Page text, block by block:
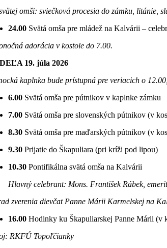
omši: sviečková procesia do zámku, litánie,
24.00 Svätá omša pre mládež na Kalvárii –
adorácia v kostole do 7.00.
19. júla 2026
kaplnka bude prístupná pre veriacich o
6.00 Svätá omša pre pútnikov v kaplnke zámku
7.00 Svätá omša pre slovenských pútnikov (v
8.30 Svätá omša pre maďarských pútnikov (v
9.30 Prijatie do Škapuliara (pri kríži pod lipou)
10.30 Pontifikálna svätá omša na Kalvárii
Hlavný celebrant: Mons. František Rábek,
zverenia dievčat Panne Márii Karmelskej na
16.00 Hodinky ku Škapuliarskej Panne Márii (v
RKFÚ Topoľčianky